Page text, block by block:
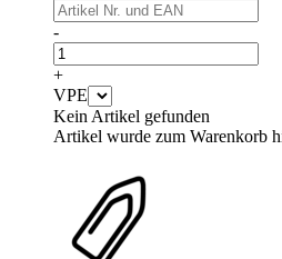
-
+
VPE
Kein Artikel gefunden
Artikel wurde zum Warenkorb